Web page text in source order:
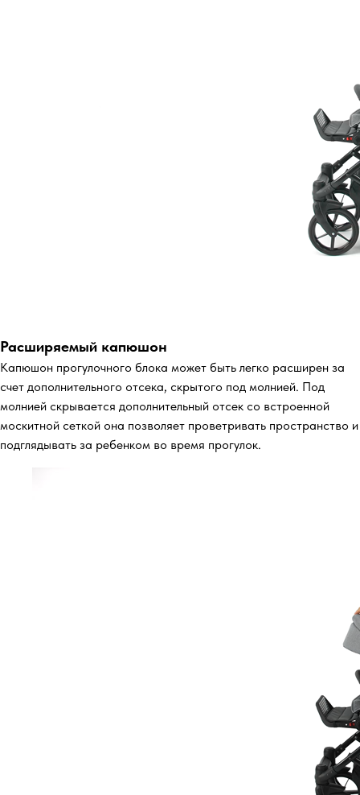
Расширяемый капюшон
Капюшон прогулочного блока может быть легко расширен за
счет дополнительного отсека, скрытого под молнией. Под
молнией скрывается дополнительный отсек со встроенной
москитной сеткой она позволяет проветривать пространство и
подглядывать за ребенком во время прогулок.